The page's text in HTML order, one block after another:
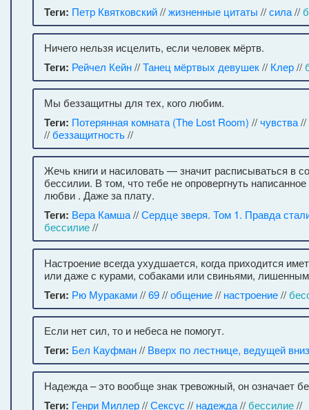
Теги: Петр Квятковский//жизненные цитаты //сила//
Ничего нельзя исцелить, если человек мёртв.
Теги: Рейчел Кейн//Танец мёртвых девушек// Клер//
Мы беззащитны для тех, кого любим.
Теги: Потерянная комната (The Lost Room) //чувства//
//беззащитность//
Жечь книги и насиловать — значит расписываться в
бессилии. В том, что тебе не опровергнуть
любви . Даже за плату.
Теги: Вера Камша//Сердце зверя. Том 1. Правда
бессилие//
Настроение всегда ухудшается, когда приходится
или даже с курами, собаками или свиньями,
Теги: Рю Мураками//69//общение// настроение//
Если нет сил, то и небеса не помогут.
Теги: Бел Кауфман// Вверх по лестнице, ведущей вниз
Надежда – это вообще знак тревожный, он означает
Теги: Генри Миллер//Сексус // надежда//бессилие//